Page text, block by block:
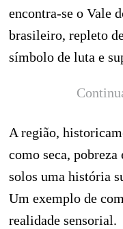
encontra-se o Vale
brasileiro, repleto
símbolo de luta e
A região,
como seca,
solos uma história
Um exemplo de
realidade sensorial.